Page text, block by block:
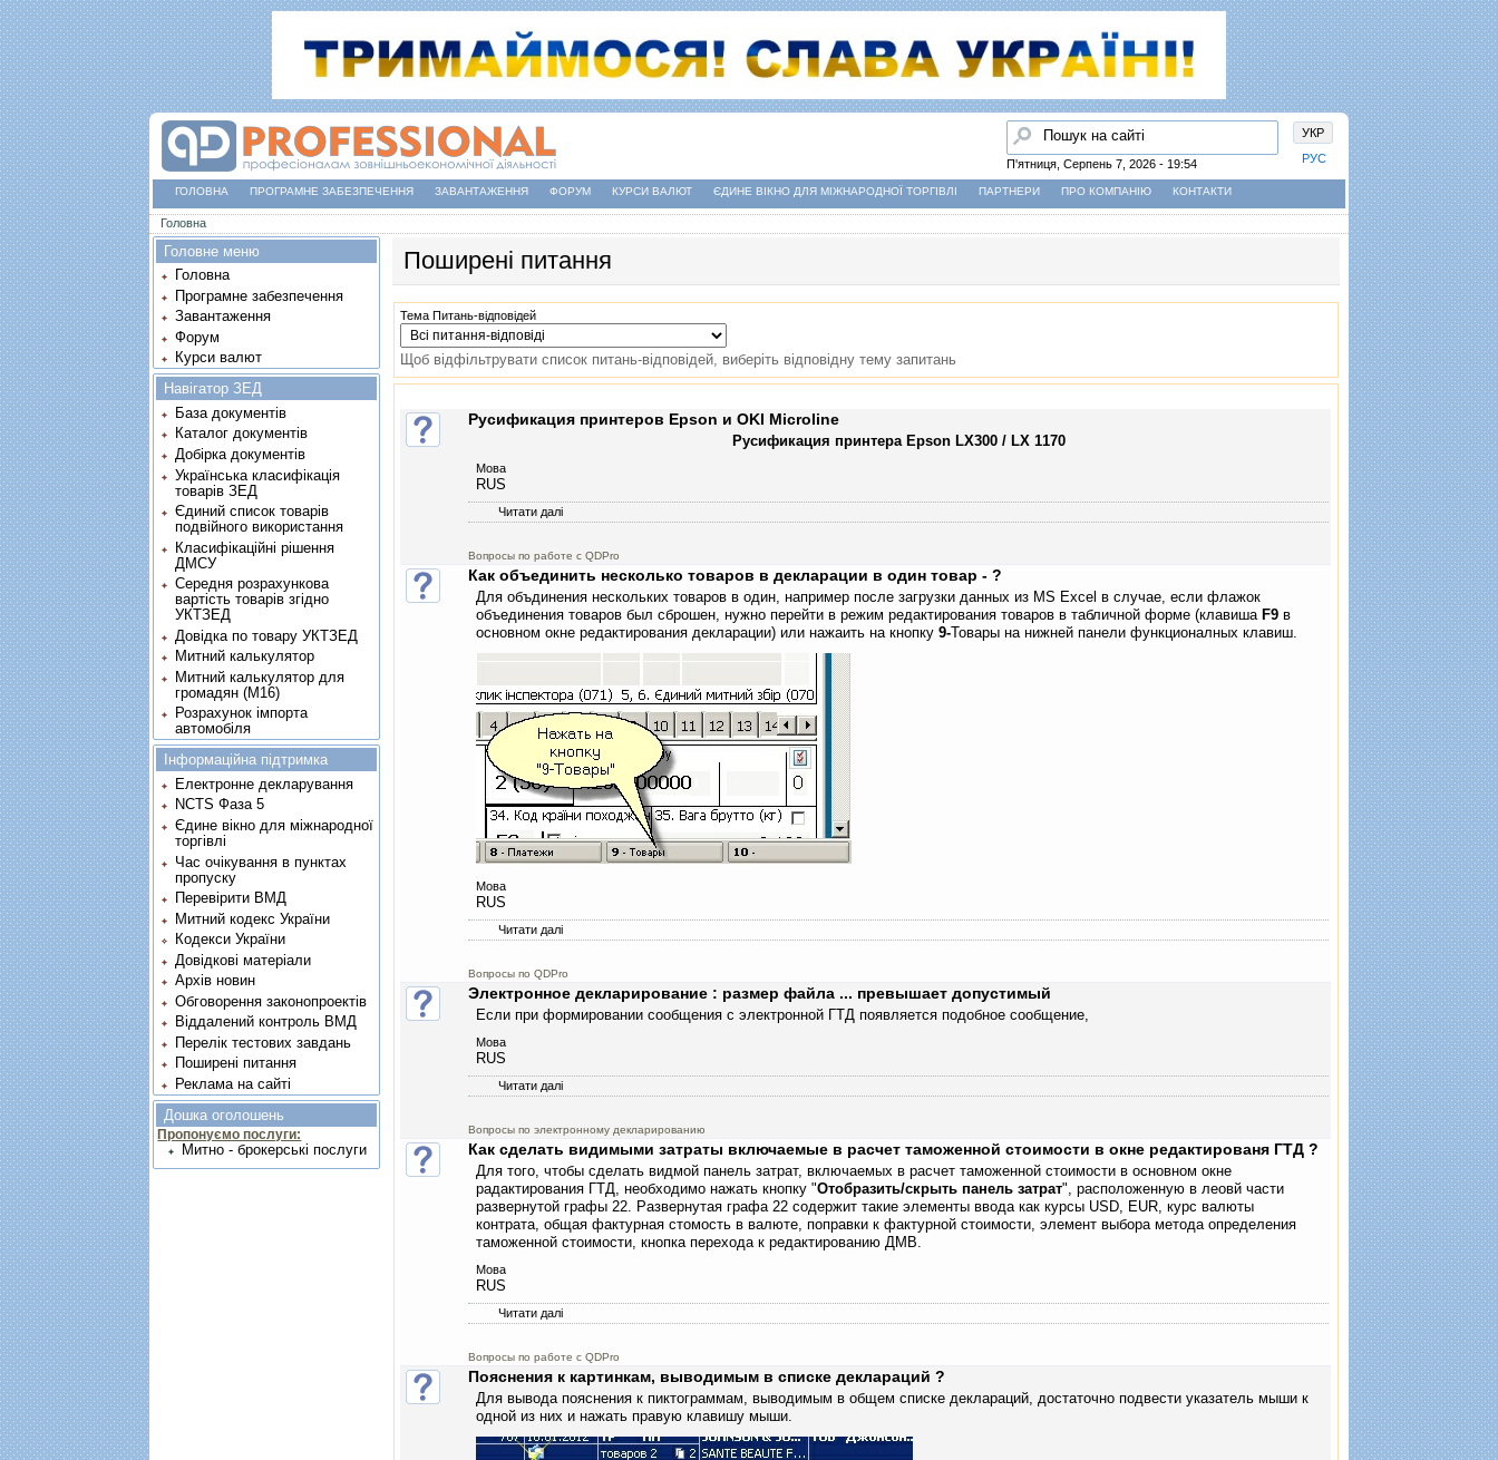
УКР
РУС
Пошук
П'ятниця, Серпень 7, 2026 - 19:54
ГОЛОВНА ПРОГРАМНЕ ЗАБЕЗПЕЧЕННЯ ЗАВАНТАЖЕННЯ ФОРУМ КУРСИ ВАЛЮТ ЄДИНЕ ВІКНО ДЛЯ МІЖНАРОДНОЇ ТОРГІВЛІ ПАРТНЕРИ ПРО КОМПАНІЮ КОНТАКТИ
Ви є тут
Головна
Поширені питання
Тема Питань-відповідей
Щоб відфільтрувати список питань-відповідей, виберіть відповідну тему запитань
Русификация принтеров Epson и OKI Microline
Русификация принтера Epson LX300 / LX 1170
Мова
RUS
Читати даліпро Русификация принтеров Epson и OKI Microline
Вопросы по работе с QDPro
Как объединить несколько товаров в декларации в один товар - ?
Для объдинения нескольких товаров в один, например после загрузки данных из MS Excel в случае, если флажок
объединения товаров был сброшен, нужно перейти в режим редактирования товаров в табличной форме (клавиша F9 в
основном окне редактирования декларации) или нажаить на кнопку9-Товары на нижней панели функционалных клавиш.
Мова
RUS
Читати даліпро Как объединить несколько товаров в декларации в один товар - ?
Вопросы по QDPro
Электронное декларирование : размер файла ... превышает допустимый
Если при формировании сообщения с электронной ГТД появляется подобное сообщение,
Мова
RUS
Читати даліпро Электронное декларирование : размер файла ... превышает допустимый
Вопросы по электронному декларированию
Как сделать видимыми затраты включаемые в расчет таможенной стоимости в окне редактированя ГТД ?
Для того, чтобы сделать видмой панель затрат, включаемых в расчет таможенной стоимости в основном окне
радактирования ГТД, необходимо нажать кнопку "Отобразить/скрыть панель затрат", расположенную в леовй части
развернутой графы 22. Развернутая графа 22 содержит такие элементы ввода как курсы USD, EUR, курс валюты
контрата, общая фактурная стомость в валюте, поправки к фактурной стоимости, элемент выбора метода определения
таможенной стоимости, кнопка перехода к редактированию ДМВ.
Мова
RUS
Читати даліпро Как сделать видимыми затраты включаемые в расчет таможенной стоимости в окне редактированя ГТД ?
Вопросы по работе с QDPro
Пояснения к картинкам, выводимым в списке деклараций ?
Для вывода пояснения к пиктограммам, выводимым в общем списке деклараций, достаточно подвести указатель мыши к
одной из них и нажать правую клавишу мыши.
Головне меню
Головна
Програмне забезпечення
Завантаження
Форум
Курси валют
Навігатор ЗЕД
База документів
Каталог документів
Добірка документів
Українська класифікація
товарів ЗЕД
Єдиний список товарів
подвійного використання
Класифікаційні рішення
ДМСУ
Середня розрахункова
вартість товарів згідно
УКТЗЕД
Довідка по товару УКТЗЕД
Митний калькулятор
Митний калькулятор для
громадян (М16)
Розрахунок імпорта
автомобіля
Інформаційна підтримка
Електронне декларування
NCTS Фаза 5
Єдине вікно для міжнародної
торгівлі
Час очікування в пунктах
пропуску
Перевірити ВМД
Митний кодекс України
Кодекси України
Довідкові матеріали
Архів новин
Обговорення законопроектів
Віддалений контроль ВМД
Перелік тестових завдань
Поширені питання
Реклама на сайті
Дошка оголошень
Пропонуємо послуги:
Митно - брокерські послуги